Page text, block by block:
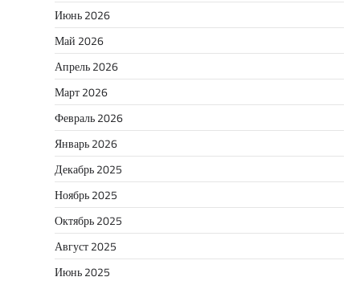
Июнь 2026
Май 2026
Апрель 2026
Март 2026
Февраль 2026
Январь 2026
Декабрь 2025
Ноябрь 2025
Октябрь 2025
Август 2025
Июнь 2025